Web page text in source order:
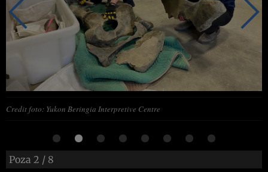
Credit foto: Yukon Beringia Interpretive Centre
Poza 2 / 8